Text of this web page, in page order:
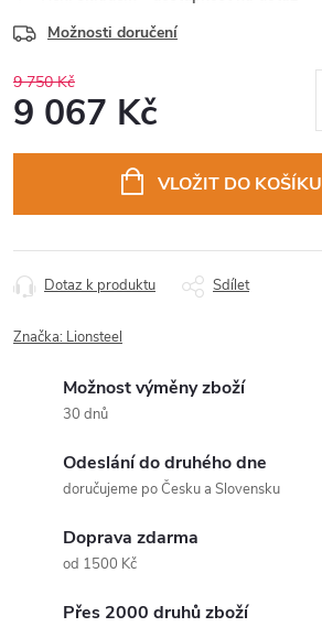
Možnosti doručení
9 750 Kč
9 067 Kč
VLOŽIT DO KOŠÍKU
Dotaz k produktu Sdílet
Značka: Lionsteel
Možnost výměny zboží
30 dnů
Odeslání do druhého dne
doručujeme po Česku a Slovensku
Doprava zdarma
od 1500 Kč
Přes 2000 druhů zboží